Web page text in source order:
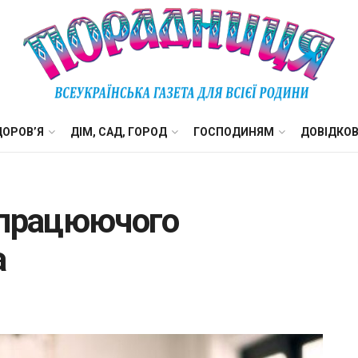
ДІМ, САД, ГОРОД ГОСПОДИНЯМ